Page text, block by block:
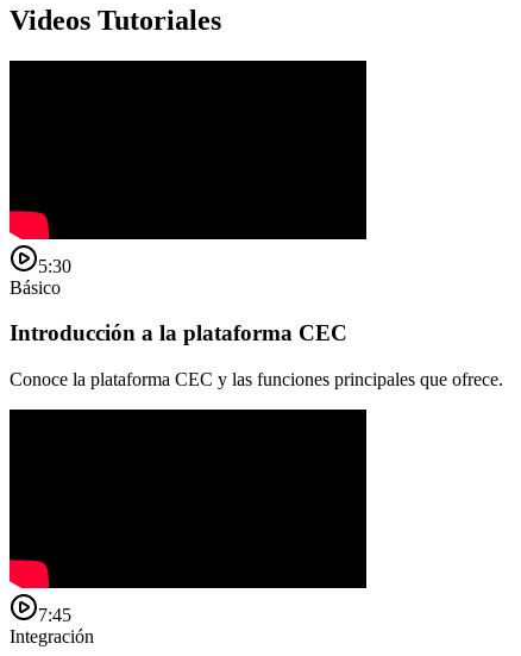
Videos Tutoriales
5:30
Básico
Introducción a la plataforma CEC
Conoce la plataforma CEC y las funciones principales que ofrece.
7:45
Integración